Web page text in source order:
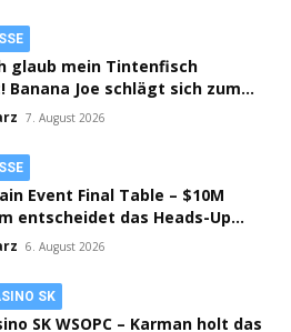
glaub mein Tintenfisch
Banana Joe schlägt sich zum
3k Sieg durch!
7. August 2026
Event Final Table – $10M
entscheidet das Heads-Up
Jumalon und Saaskilahti!
6. August 2026
SK
SK WSOPC – Karman holt das